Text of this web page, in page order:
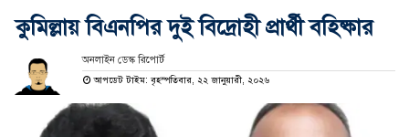
কুমিল্লায় বিএনপির দুই বিদ্রোহী প্রার্থী বহিষ্কার
অনলাইন ডেস্ক রিপোর্ট
আপডেট টাইম: বৃহস্পতিবার, ২২ জানুয়ারী, ২০২৬